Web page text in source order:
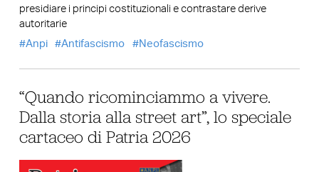
presidiare i principi costituzionali e contrastare derive
autoritarie
Anpi
Antifascismo Neofascismo
“Quando ricominciammo a vivere.
Dalla storia alla street art”, lo speciale
cartaceo di Patria 2026